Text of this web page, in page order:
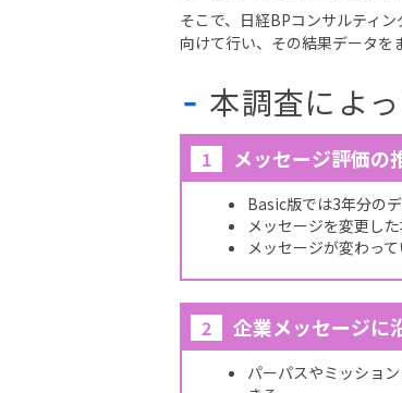
そこで、日経BPコンサルティ
向けて行い、その結果データを
本調査によ
1 メッセージ評価の
Basic版では3年分のデ
メッセージを変更し
メッセージが変わっ
2 企業メッセージに
パーパスやミッショ